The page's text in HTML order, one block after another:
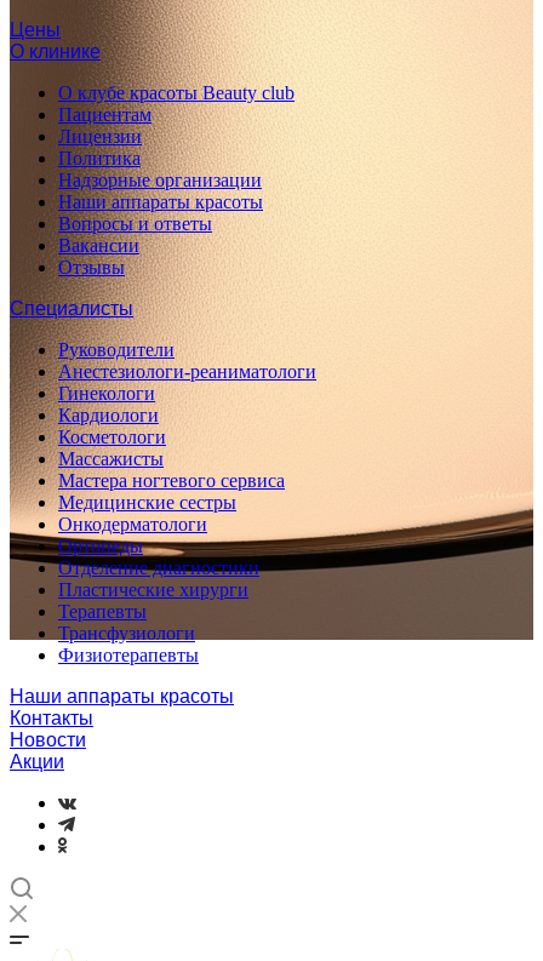
Цены
О клинике
О клубе красоты Beauty club
Пациентам
Лицензии
Политика
Надзорные организации
Наши аппараты красоты
Вопросы и ответы
Вакансии
Отзывы
Специалисты
Руководители
Анестезиологи-реаниматологи
Гинекологи
Кардиологи
Косметологи
Массажисты
Мастера ногтевого сервиса
Медицинские сестры
Онкодерматологи
Ортопеды
Отделение диагностики
Пластические хирурги
Терапевты
Трансфузиологи
Физиотерапевты
Наши аппараты красоты
Контакты
Новости
Акции